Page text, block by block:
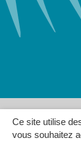
Ce site utilise
vous souhaitez